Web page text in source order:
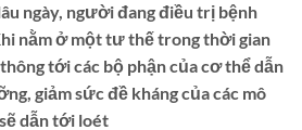
ngày, người đang điều trị bệnh
nằm ở một tư thế trong thời gian
tới các bộ phận của cơ thể dẫn
giảm sức đề kháng của các mô
dẫn tới loét